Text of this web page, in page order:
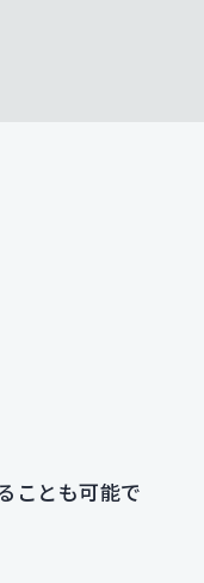
ことも可能で